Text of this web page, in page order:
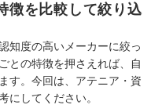
徴を比較して絞り込
知度の高いメーカーに絞っ
との特徴を押さえれば、自
す。今回は、アテニア・資
にしてください。